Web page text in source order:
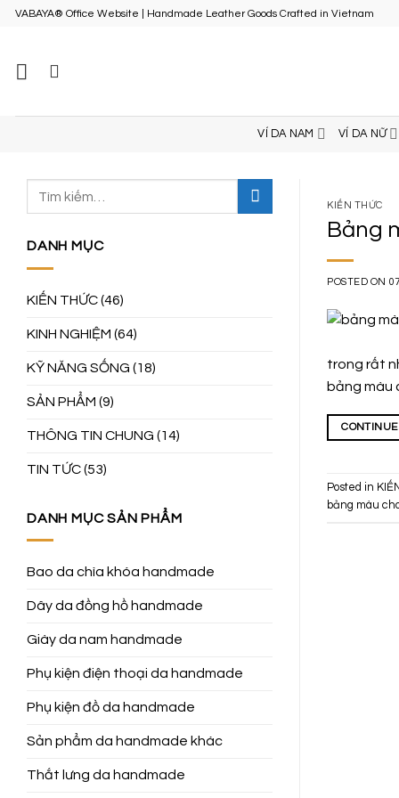
SkipVABAYA® Office Website | Handmade Leather Goods Crafted in Vietnam
VÍ DA NAM VÍ DA NỮ
DANH MỤC
KIẾN THỨC(46)
KINH NGHIỆM (64)
KỸ NĂNG SỐNG (18)
SẢN PHẨM (9)
THÔNG TIN CHUNG (14)
TIN TỨC(53)
DANH MỤC SẢN PHẨM
Bao da chìa khóa handmade
Dây da đồng hồ handmade
Giày da nam handmade
Phụ kiện điện thoại da handmade
Phụ kiện đồ da handmade
Sản phẩm da handmade khác
Thắt lưng da handmade
KIẾN THỨC
Bảng
POSTED ON
trong rất
bảng màu
Posted in
bảng màu